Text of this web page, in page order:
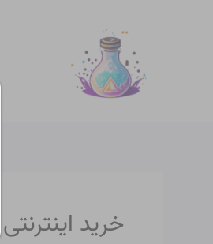
خرید اینترنتی سود
نوشته